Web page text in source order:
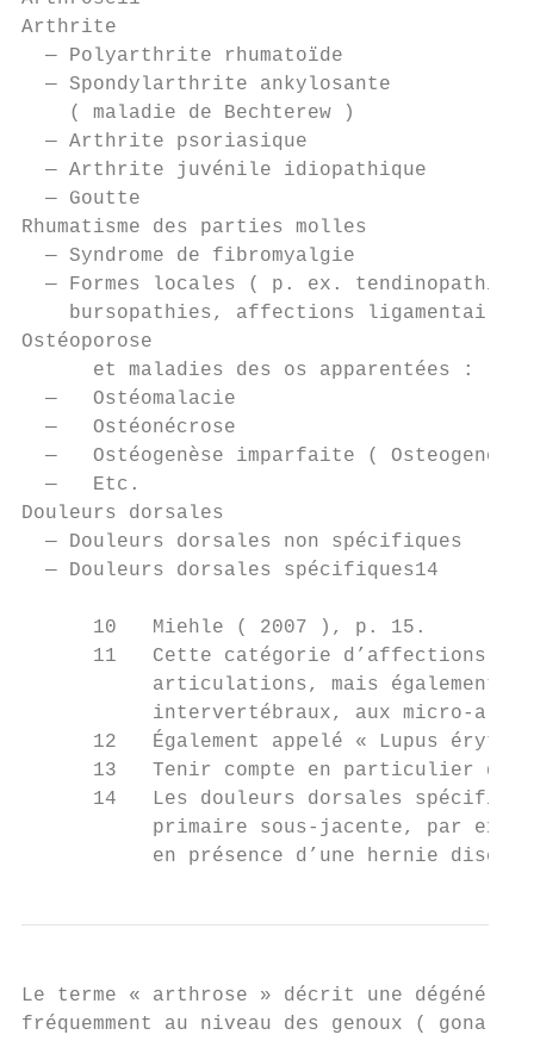
Arthrite
— Polyarthrite rhumatoïde
— Spondylarthrite ankylosante
( maladie de Bechterew )
— Arthrite psoriasique
— Arthrite juvénile idiopathique
  — Goutte
Rhumatisme des parties molles
  — Syndrome de fibromyalgie
— Formes locales ( p. ex.
bursopathies, affections ligamentaires
Ostéoporose
      et maladies des os apparentées :
  —   Ostéomalacie
  —   Ostéonécrose
—   Ostéogenèse imparfaite (
  —   Etc.
Douleurs dorsales
  — Douleurs dorsales non spécifiques
  — Douleurs dorsales spécifiques14
      10   Miehle ( 2007 ), p. 15.
11   Cette catégorie d’affections
articulations, mais également
intervertébraux, aux micro-
12   Également appelé « Lupus
13   Tenir compte en particulier
14   Les douleurs dorsales
primaire sous-jacente, par
en présence d’une hernie
Le terme « arthrose » décrit une
fréquemment au niveau des genoux (